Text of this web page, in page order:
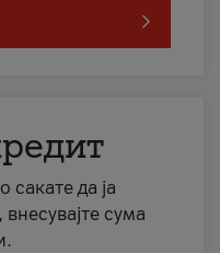
сакате да ја
сума